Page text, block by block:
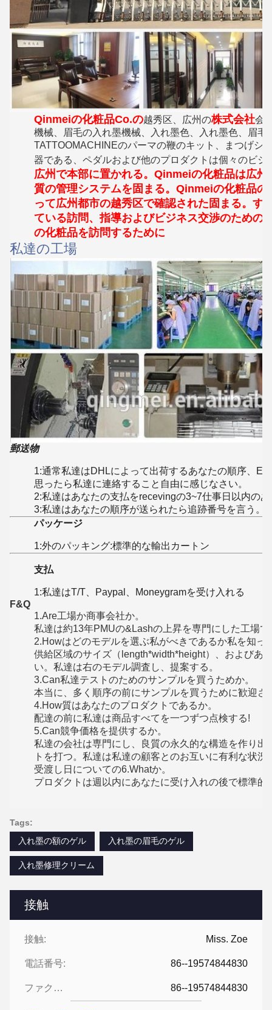
接触
接触: Miss. Zoe
電話番号: 86--19574844830
ファクシミリ: 86--19574844830
Qinmeiの化粧品Co.の越秀区 、広州の株式会社会
機械、眉毛の入れ墨機械、入れ墨色、入れ墨色、眉
TATTOOMACHINEのパーマの鞭のキット、まつげシ
器である、ペダルおよび他のプロダクトは個々のビ
広州で本部に置かれる。Qinmeiの化粧品は広
質の管理システムを固まる。Qinmeiの化粧品
って広州都市の越秀区で確認された固まる。す
ている訪問、指導およびビジネス交渉のための
の化粧品を訪問するために
私達の工場
郵送物
1:通常私達はDHLによって出荷するあなたの順序、
思ったら私達に連絡すること自由に感じなさい。
2:私達はあなたの支払をrecevingの3~7仕事日以内の
3:私達はあなたの順序が送られたら追跡番号を言う。
パッケージ
1:外のパッキング:標準的な輸出カートン
支払
1:私達はT/T、Paypal、Moneygramを受け入れる
F&Q
1.Are工場か商事会社か。
私達は約13年PMUの&Lashの上昇を専門にした工場
2.Howはどのモデルを選ぶ私がべきであるか私を知っ
供給区域のサイズ（length*width*height）、およびあ
い。私達は右のモデル調査し、提案する。
3.Can私達テストのためのサンプルを買うためか。
本当に、多く順序の前にサンプルを買うために歓迎さ
4.How質はあなたのプロダクトであるか。
配達の前に私達は商品すべてを一つずつ点検する!
5.Can競争価格を提供するか。
私達の会社は専門にし、良質の永久的な構造を作り
トを打つ。私達は私達の顧客とのお互いに有利な状
受渡し日についての6.Whatか。
プロダクトは週以内にあなたに受け入れの後で標準的
Tags:
入れ墨の額のゲル
入れ墨の眉毛のゲル
入れ墨修理クリーム